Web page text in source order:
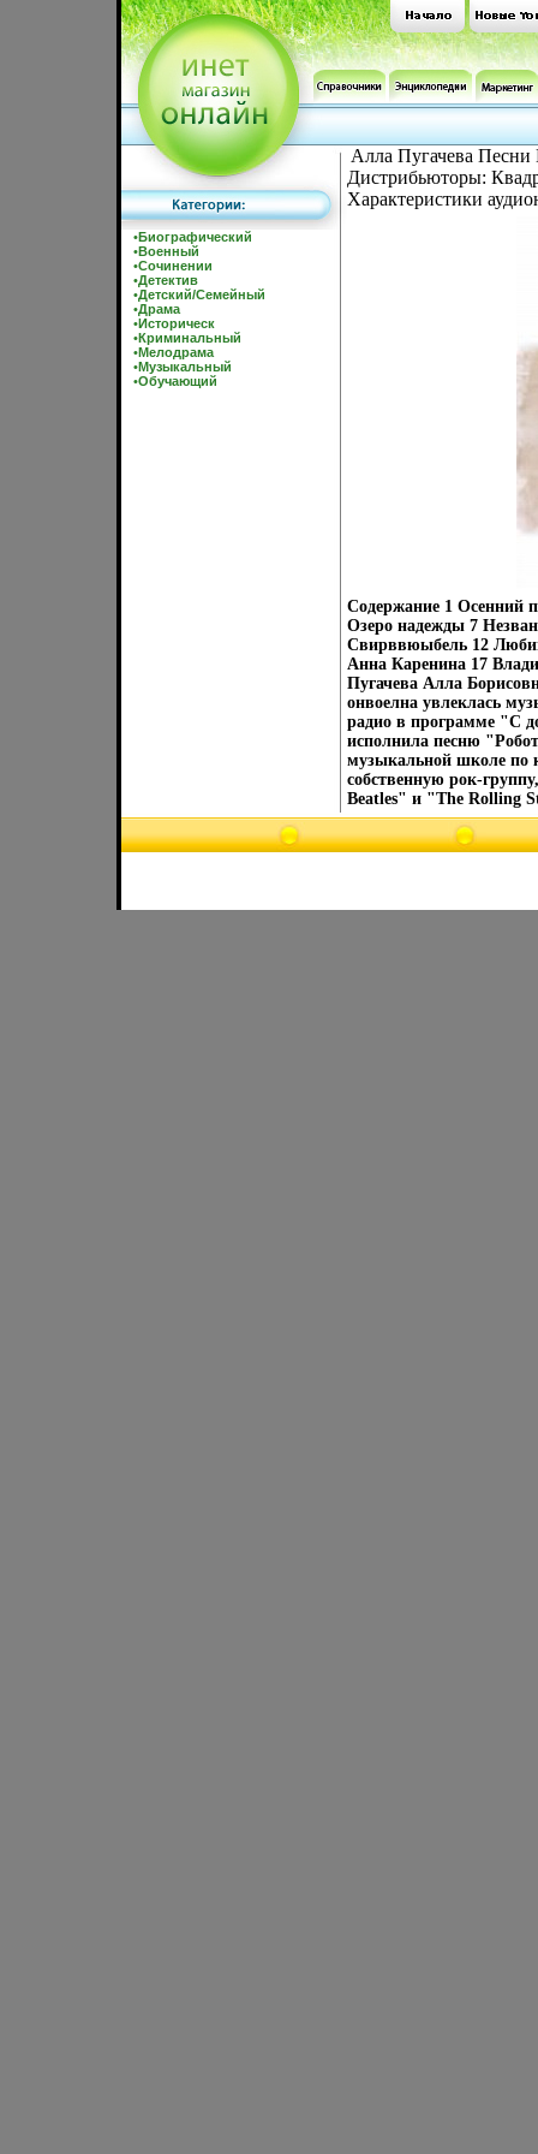
•Биографический
•Военный
•Сочинении
•Детектив
•Детский/Семейный
•Драма
•Историческ
•Криминальный
•Мелодрама
•Музыкальный
•Обучающий
Алла Пугачева Песни
Дистрибьюторы:
Характеристики
Содержание 1 Осенний
Озеро надежды 7
Свирввюыбель 12
Анна Каренина 17
Пугачева Алла
онвоелна увлеклась
радио в программе "С
исполнила песню
музыкальной школе по
собственную рок-
Beatles" и "The Rolling